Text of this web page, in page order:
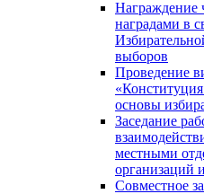
Награждение
наградами в
выборов
Проведение
основы
Заседание
местными
организаций
Совместное